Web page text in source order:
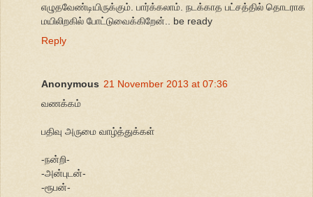
எழுதவேண்டியிருக்கும். பார்க்கலாம். நடக்காத பட்சத்தில் தொடராக
மயிலிறகில் போட்டுவைக்கிறேன்.. be ready
Reply
Anonymous 21 November 2013 at 07:36
வணக்கம்
பதிவு அருமை வாழ்த்துக்கள்
-நன்றி-
-அன்புடன்-
-ரூபன்-